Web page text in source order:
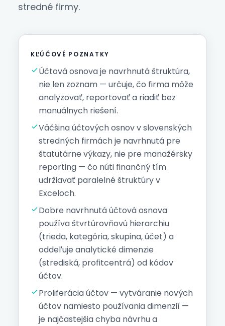
stredné firmy.
KĽÚČOVÉ POZNATKY
Účtová osnova je navrhnutá štruktúra,
nie len zoznam — určuje, čo firma môže
analyzovať, reportovať a riadiť bez
manuálnych riešení.
Väčšina účtových osnov v slovenských
stredných firmách je navrhnutá pre
štatutárne výkazy, nie pre manažérsky
reporting — čo núti finančný tím
udržiavať paralelné štruktúry v
Exceloch.
Dobre navrhnutá účtová osnova
používa štvrtúrovňovú hierarchiu
(trieda, kategória, skupina, účet) a
oddeľuje analytické dimenzie
(strediská, profitcentrá) od kódov
účtov.
Proliferácia účtov — vytváranie nových
účtov namiesto používania dimenzií —
je najčastejšia chyba návrhu a